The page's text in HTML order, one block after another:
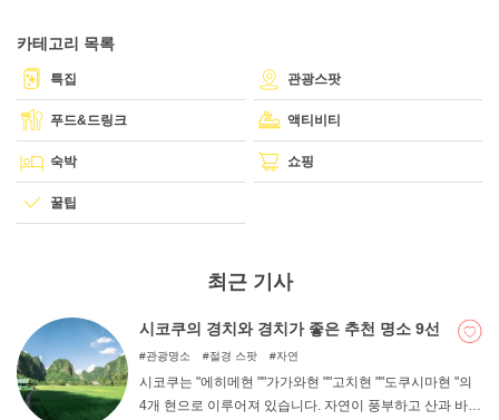
DEEPLOG란
개인 정보보호
회사개요
카테고리 목록
특집 관광스팟
푸드&드링크 액티비티
숙박 쇼핑
꿀팁
최근 기사
시코쿠의 경치와 경치가 좋은 추천 명소 9선
관광명소 절경 스팟 자연
시코쿠는 "에히메현 ""가가와현 ""고치현 ""도쿠시마현 "의
4개 현으로 이루어져 있습니다. 자연이 풍부하고 산과 바다